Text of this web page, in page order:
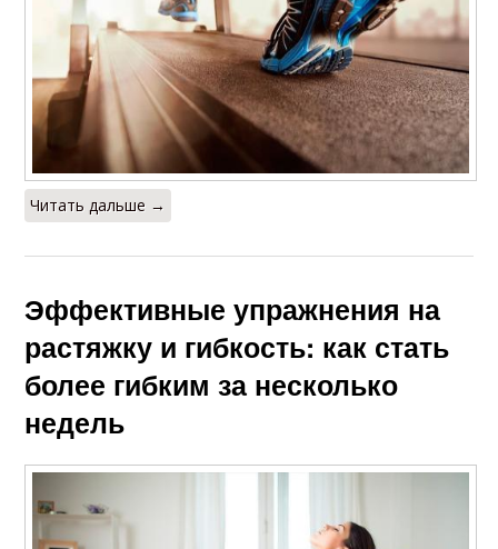
Читать дальше →
Эффективные упражнения на
растяжку и гибкость: как стать
более гибким за несколько
недель